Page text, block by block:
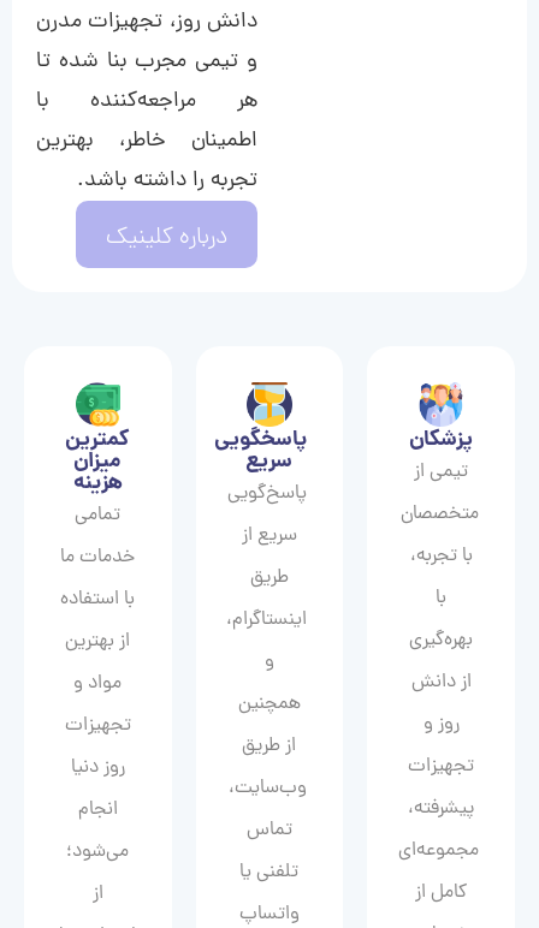
دانش روز، تجهیزات مدرن
و تیمی مجرب بنا شده تا
هر مراجعه‌کننده با
اطمینان خاطر، بهترین
تجربه را داشته باشد.
درباره کلینیک
پزشکان
تیمی از
متخصصان
با تجربه،
با
بهره‌گیری
از دانش
روز و
تجهیزات
پیشرفته،
مجموعه‌ای
کامل از
پاسخگویی
سریع
پاسخ‌گویی
سریع از
طریق
اینستاگرام،
و
همچنین
از طریق
وب‌سایت،
تماس
تلفنی یا
واتساپ
کمترین
میزان
هزینه
تمامی
خدمات ما
با استفاده
از بهترین
مواد و
تجهیزات
روز دنیا
انجام
می‌شود؛
از